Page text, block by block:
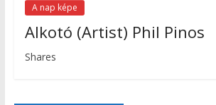
A nap képe
Alkotó (Artist) Phil Pinos
Shares